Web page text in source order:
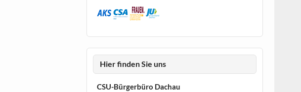
Hier finden Sie uns
CSU-Bürgerbüro Dachau